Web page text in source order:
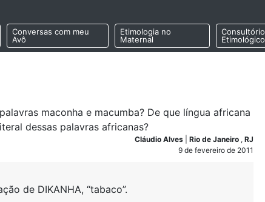
Conversas com meu
Avô
Etimologia no
Maternal
Consultório
Etimológico
maconha e macumba? De que língua africana
dessas palavras africanas?
Cláudio Alves Rio de Janeiro , RJ
9 de fevereiro de 2011
de DIKANHA, “tabaco”.